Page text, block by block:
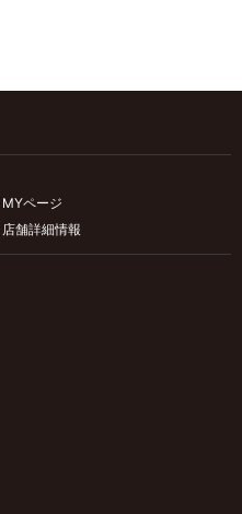
店舗詳細情報
MYページ